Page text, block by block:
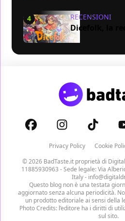
4 RECENSIONI
Dicefolk, la
Privacy Policy Cookie
© 2026 BadTaste.it proprietà di
11885930963 - Sede legale: Via
Italy -
Questo blog non è una testata
aggiornato senza alcuna periodicità.
un prodotto editoriale ai sensi della
Photo Credits: l’editore ha i diritti di
sul sito.